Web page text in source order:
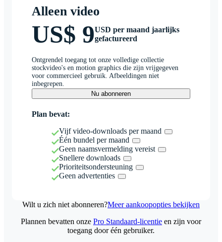
Alleen video
US$ 9USD per maand jaarlijks
gefactureerd
Ontgrendel toegang tot onze volledige collectie
stockvideo's en motion graphics die zijn vrijgegeven
voor commercieel gebruik. Afbeeldingen niet
inbegrepen.
Nu abonneren
Plan bevat:
Vijf video-downloads per maand
Één bundel per maand
Geen naamsvermelding vereist
Snellere downloads
Prioriteitsondersteuning
Geen advertenties
Wilt u zich niet abonneren?Meer aankoopopties bekijken
Plannen bevatten onze Pro Standaard-licentie en zijn voor
toegang door één gebruiker.